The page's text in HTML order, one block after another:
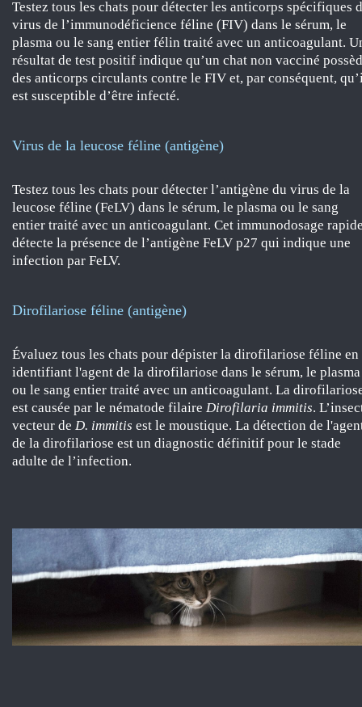
Testez tous les chats pour détecter les anticorps spécifiques
virus de l’immunodéficience féline (FIV) dans le sérum, le
plasma ou le sang entier félin traité avec un anticoagulant.
résultat de test positif indique qu’un chat non vacciné
des anticorps circulants contre le FIV et, par conséquent,
est susceptible d’être infecté.
Virus de la leucose féline (antigène)
Testez tous les chats pour détecter l’antigène du virus de la
leucose féline (FeLV) dans le sérum, le plasma ou le sang
entier traité avec un anticoagulant. Cet immunodosage
détecte la présence de l’antigène FeLV p27 qui indique une
infection par FeLV.
Dirofilariose féline (antigène)
Évaluez tous les chats pour dépister la dirofilariose féline en
identifiant l'agent de la dirofilariose dans le sérum, le plasma
ou le sang entier traité avec un anticoagulant. La
est causée par le nématode filaire Dirofilaria immitis.
vecteur de D. immitis est le moustique. La détection de
de la dirofilariose est un diagnostic définitif pour le stade
adulte de l’infection.